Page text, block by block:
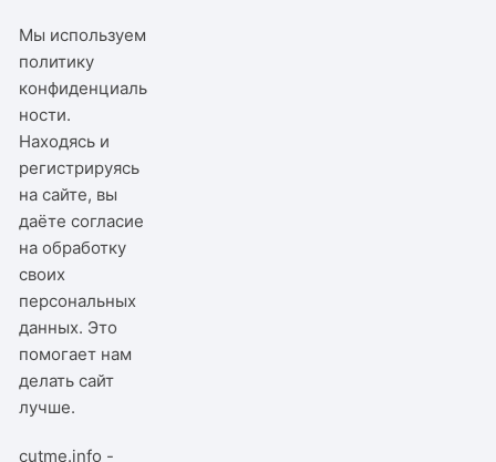
Мы используем
политику
конфиденциаль
ности.
Находясь и
регистрируясь
на сайте, вы
даёте согласие
на обработку
своих
персональных
данных. Это
помогает нам
делать сайт
лучше.
cutme.info -